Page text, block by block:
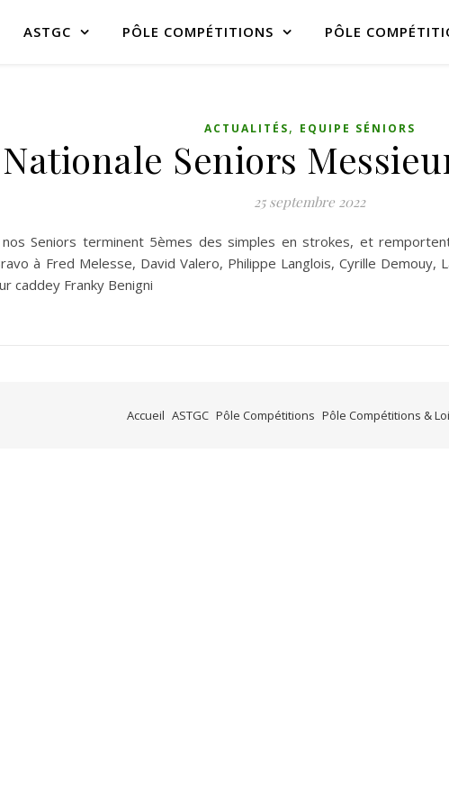
ASTGC PÔLE COMPÉTITIONS PÔLE
ACTUALITÉS, EQUIPE SÉNIORS
Seniors
25 septembre 2022
nos Seniors terminent 5èmes des simples en strokes, et
à Fred Melesse, David Valero, Philippe Langlois, Cyrille
caddey Franky Benigni
Accueil ASTGC Pôle Compétitions Pôle Compétitions &